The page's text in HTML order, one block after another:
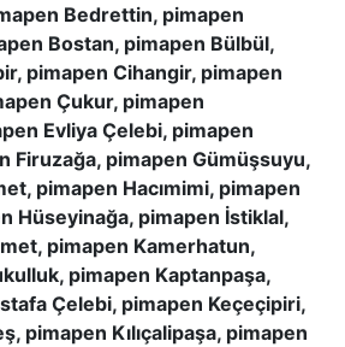
Bedrettin, pimapen
Bostan, pimapen Bülbül,
pimapen Cihangir, pimapen
Çukur, pimapen
Evliya Çelebi, pimapen
Firuzağa, pimapen Gümüşsuyu,
pimapen Hacımimi, pimapen
Hüseyinağa, pimapen İstiklal,
pimapen Kamerhatun,
pimapen Kaptanpaşa,
Çelebi, pimapen Keçeçipiri,
pimapen Kılıçalipaşa, pimapen